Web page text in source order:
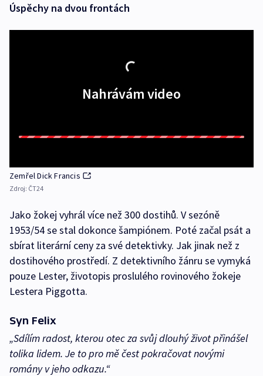
Úspěchy na dvou frontách
Nahrávám video
Zemřel Dick Francis
Zdroj: ČT24
Jako žokej vyhrál více než 300 dostihů. V sezóně
1953/54 se stal dokonce šampiónem. Poté začal psát a
sbírat literární ceny za své detektivky. Jak jinak než z
dostihového prostředí. Z detektivního žánru se vymyká
pouze Lester, životopis proslulého rovinového žokeje
Lestera Piggotta.
Syn Felix
„Sdílím radost, kterou otec za svůj dlouhý život přinášel
tolika lidem. Je to pro mě čest pokračovat novými
romány v jeho odkazu.“